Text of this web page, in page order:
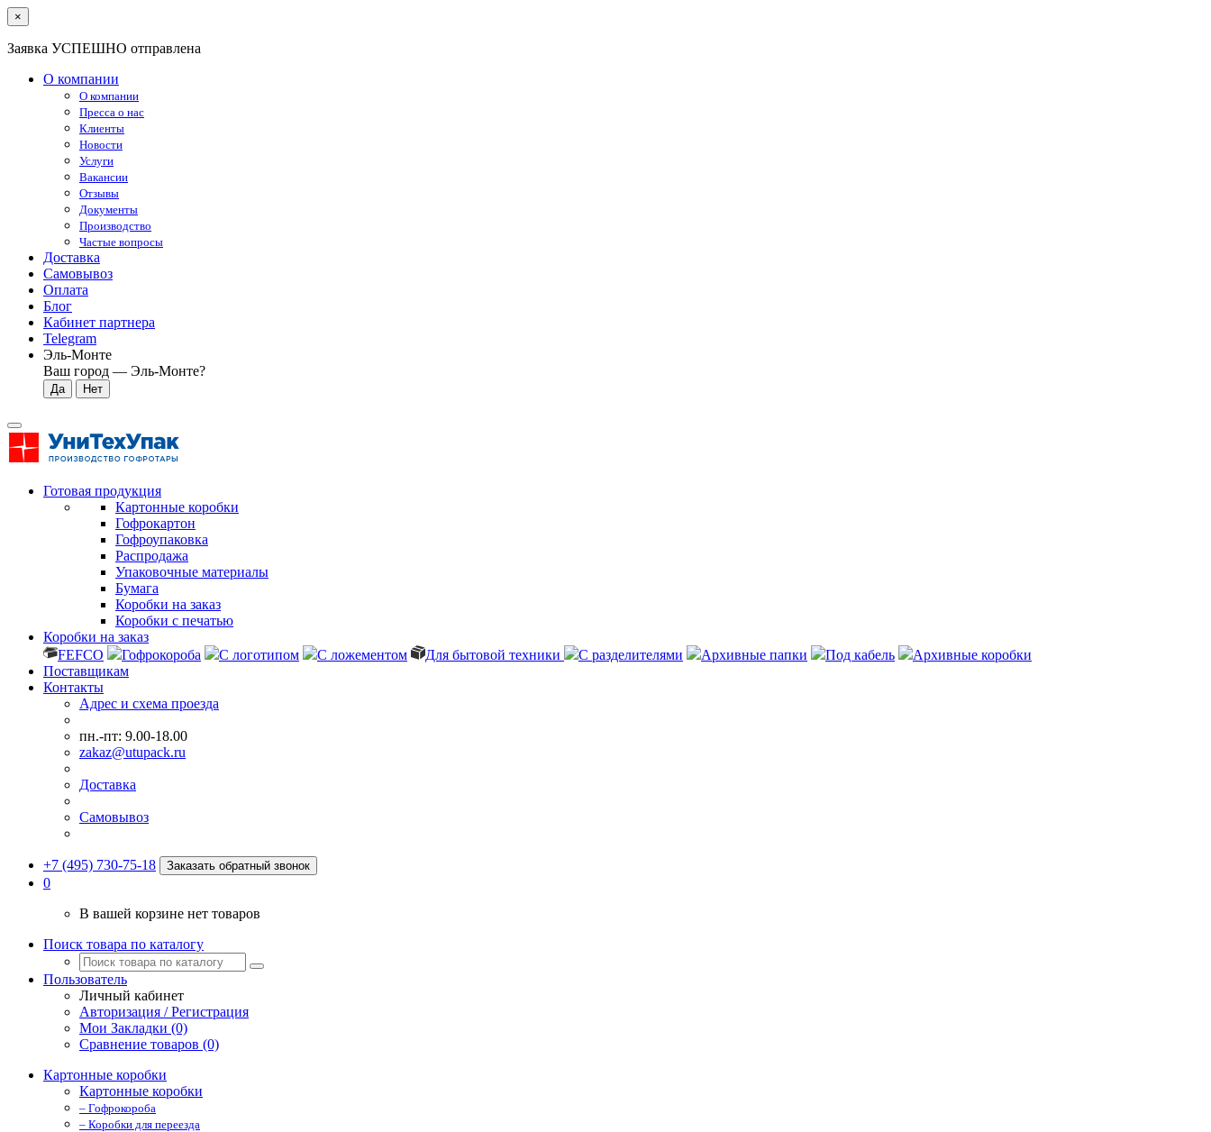
×
Заявка УСПЕШНО отправлена
О компании
О компании
Пресса о нас
Клиенты
Новости
Услуги
Вакансии
Отзывы
Документы
Производство
Частые вопросы
Доставка
Самовывоз
Оплата
Блог
Кабинет партнера
Telegram
Эль-Монте
Ваш город — Эль-Монте?
Готовая продукция
Картонные коробки
Гофрокартон
Гофроупаковка
Распродажа
Упаковочные материалы
Бумага
Коробки на заказ
Коробки с печатью
Коробки на заказ
FEFCO
Гофрокороба С логотипом С ложементом Для бытовой техники С разделителями Архивные папки Под кабель
Архивные коробки
Поставщикам
Контакты
Адрес и схема проезда
пн.-пт: 9.00-18.00
zakaz@utupack.ru
Доставка
Самовывоз
+7 (495) 730-75-18 Заказать обратный звонок
0
В вашей корзине нет товаров
Поиск товара по каталогу
Пользователь
Личный кабинет
Авторизация / Регистрация
Мои Закладки (0)
Сравнение товаров (0)
Картонные коробки
Картонные коробки
– Гофрокороба
– Коробки для переезда